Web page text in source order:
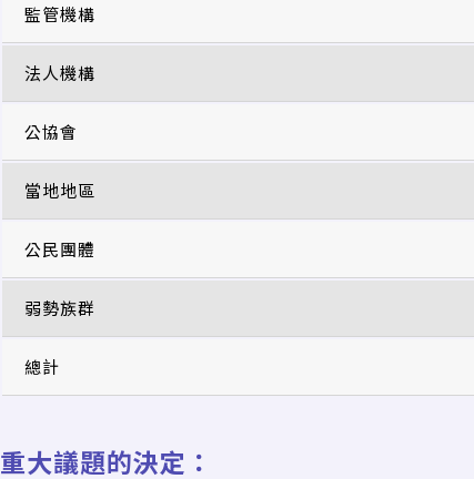
監管機構
法人機構
公協會
當地地區
公民團體
弱勢族群
總計
重大議題的決定：